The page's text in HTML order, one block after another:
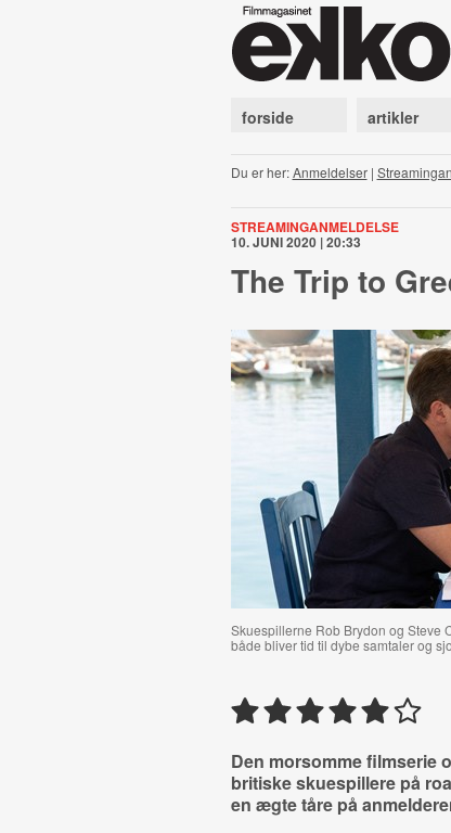
forside artikler
Du er her:Anmeldelser|
STREAMINGANMELDELSE
10. JUNI 2020 | 20:33
The Trip to
Skuespillerne Rob Brydon og Steve
både bliver tid til dybe samtaler og
Den morsomme filmserie
britiske skuespillere på
en ægte tåre på